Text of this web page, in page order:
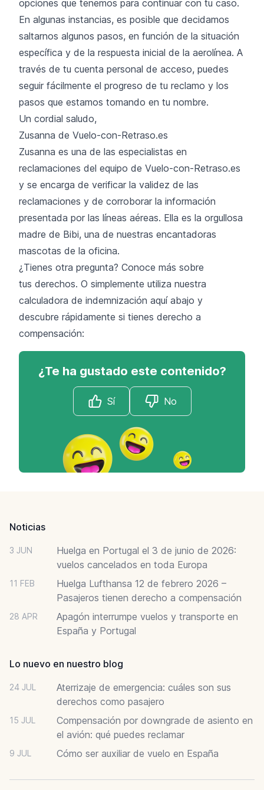
opciones que tenemos para continuar con tu caso.
En algunas instancias, es posible que decidamos
saltarnos algunos pasos, en función de la situación
específica y de la respuesta inicial de la aerolínea. A
través de tu cuenta personal de acceso, puedes
seguir fácilmente el progreso de tu reclamo y los
pasos que estamos tomando en tu nombre.
Un cordial saludo,
Zusanna de Vuelo-con-Retraso.es
Zusanna es una de las especialistas en
reclamaciones del equipo de Vuelo-con-Retraso.es
y se encarga de verificar la validez de las
reclamaciones y de corroborar la información
presentada por las líneas aéreas. Ella es la orgullosa
madre de Bibi, una de nuestras encantadoras
mascotas de la oficina.
¿Tienes otra pregunta? Conoce más sobre
tus derechos. O simplemente utiliza nuestra
calculadora de indemnización aquí abajo y
descubre rápidamente si tienes derecho a
compensación:
¿Te ha gustado este contenido?
Sí No
Noticias
3 JUN
Huelga en Portugal el 3 de junio de 2026:
vuelos cancelados en toda Europa
11 FEB
Huelga Lufthansa 12 de febrero 2026 –
Pasajeros tienen derecho a compensación
28 APR
Apagón interrumpe vuelos y transporte en
España y Portugal
Lo nuevo en nuestro blog
24 JUL
Aterrizaje de emergencia: cuáles son sus
derechos como pasajero
15 JUL
Compensación por downgrade de asiento en
el avión: qué puedes reclamar
9 JUL Cómo ser auxiliar de vuelo en España